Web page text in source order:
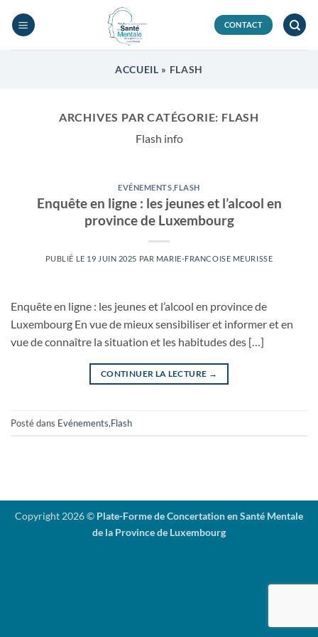
CONTACT
ACCUEIL » FLASH
ARCHIVES PAR CATÉGORIE: FLASH
Flash info
EVÉNEMENTS ,FLASH
Enquête en ligne : les jeunes et l’alcool en
province de Luxembourg
PUBLIÉ LE 19 JUIN 2025 PAR MARIE-FRANCOISE MEURISSE
Enquête en ligne : les jeunes et l’alcool en province de
Luxembourg En vue de mieux sensibiliser et informer et en
vue de connaître la situation et les habitudes des […]
CONTINUER LA LECTURE →
Posté dans Evénements,Flash
Copyright 2026 © Plate-Forme de Concertation en Santé Mentale
de la Province de Luxembourg